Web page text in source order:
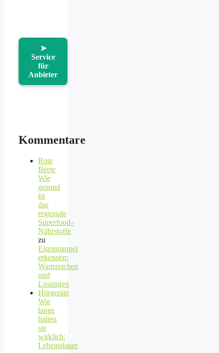
➤
Service
für
Anbieter
Kommentare
Rote
Beete
Wie
gesund
ist
das
regionale
Superfood–
Nährstoffe
zu
Eisenmangel
erkennen:
Warnzeichen
und
Lösungen
Hörgeräte
Wie
lange
halten
sie
wirklich:
Lebensdauer